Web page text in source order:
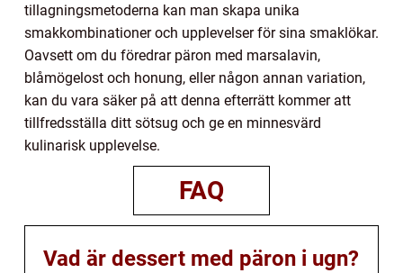
tillagningsmetoderna kan man skapa unika
smakkombinationer och upplevelser för sina smaklökar.
Oavsett om du föredrar päron med marsalavin,
blåmögelost och honung, eller någon annan variation,
kan du vara säker på att denna efterrätt kommer att
tillfredsställa ditt sötsug och ge en minnesvärd
kulinarisk upplevelse.
FAQ
Vad är dessert med päron i ugn?